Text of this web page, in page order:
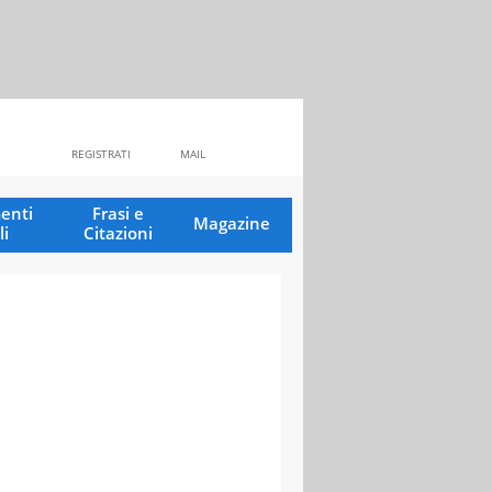
MAIL
REGISTRATI
Frasi e
Citazioni
Magazine